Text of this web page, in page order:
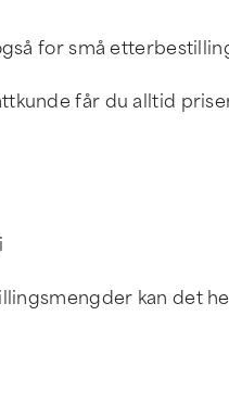
for små
får du alltid
kan det